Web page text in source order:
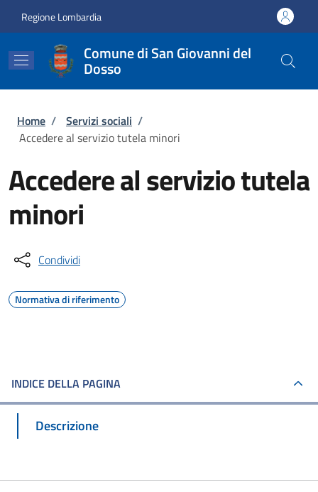
Regione Lombardia
Comune di San Giovanni del
Dosso
Briciole di pane
Home / Servizi sociali /
Accedere al servizio tutela minori
Accedere al servizio tutela
minori
Condividi
Normativa di riferimento
INDICE DELLA PAGINA
Descrizione